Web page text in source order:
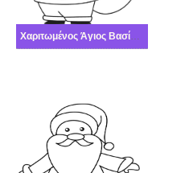
Χαριτωμένος Άγιος Βασίλης